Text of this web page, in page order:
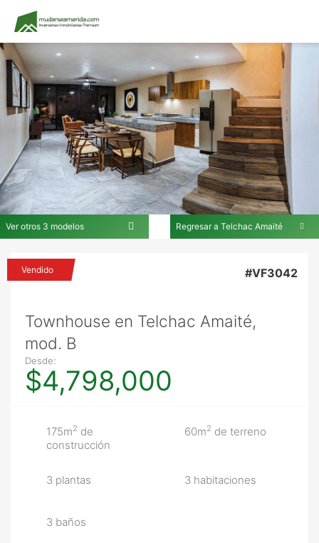
Ver otros 3 modelos Regresar a Telchac Amaité
Vendido
En Telchac Amaité
Townhouse en Telchac Amaité,
mod. B
Desde:
$4,798,000
#VF3042
175m2 de
construcción
60m2 de terreno
3 plantas 3 habitaciones
3 baños